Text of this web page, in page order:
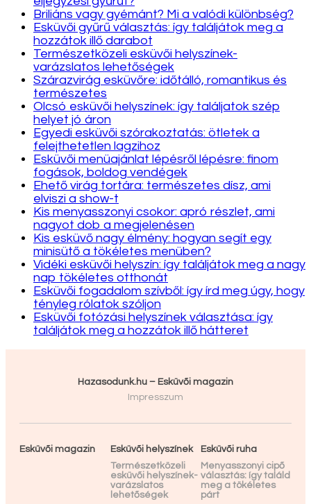
Briliáns vagy gyémánt? Mi a valódi különbség?
Esküvői gyűrű választás: így találjátok meg a
hozzátok illő darabot
Természetközeli esküvői helyszínek-
varázslatos lehetőségek
Szárazvirág esküvőre: időtálló, romantikus és
természetes
Olcsó esküvői helyszínek: így találjatok szép
helyet jó áron
Egyedi esküvői szórakoztatás: ötletek a
felejthetetlen lagzihoz
Esküvői menüajánlat lépésről lépésre: finom
fogások, boldog vendégek
Ehető virág tortára: természetes dísz, ami
elviszi a show-t
Kis menyasszonyi csokor: apró részlet, ami
nagyot dob a megjelenésen
Kis esküvő nagy élmény: hogyan segít egy
minisütő a tökéletes menüben?
Vidéki esküvői helyszín: így találjátok meg a nagy
nap tökéletes otthonát
Esküvői fogadalom szívből: így írd meg úgy, hogy
tényleg rólatok szóljon
Esküvői fotózási helyszínek választása: így
találjátok meg a hozzátok illő hátteret
Hazasodunk.hu – Esküvői magazin
Impresszum
Esküvői magazin
Esküvői helyszínek
Természetközeli
esküvői helyszínek-
varázslatos
lehetőségek
Esküvői ruha
Menyasszonyi cipő
választás: így találd
meg a tökéletes
párt